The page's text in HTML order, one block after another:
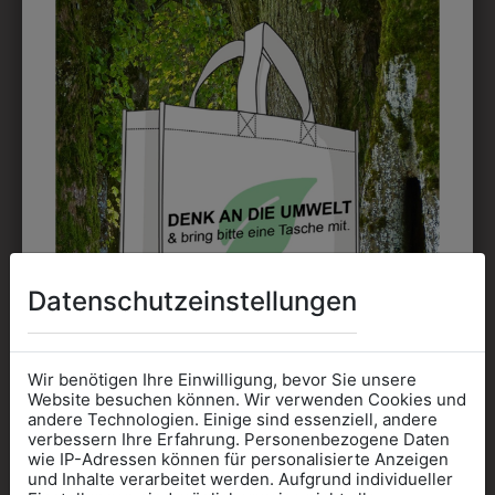
6KHAW013910
KOCHHAUBE KURZ
CHERRY
€ 15,90
6KHAUBE3910
KOCHHAUBE
CHERRY
€ 15,90
Datenschutzeinstellungen
Wir benötigen Ihre Einwilligung, bevor Sie unsere
Website besuchen können. Wir verwenden Cookies und
andere Technologien. Einige sind essenziell, andere
verbessern Ihre Erfahrung. Personenbezogene Daten
wie IP-Adressen können für personalisierte Anzeigen
und Inhalte verarbeitet werden. Aufgrund individueller
Informationen wenn Sie